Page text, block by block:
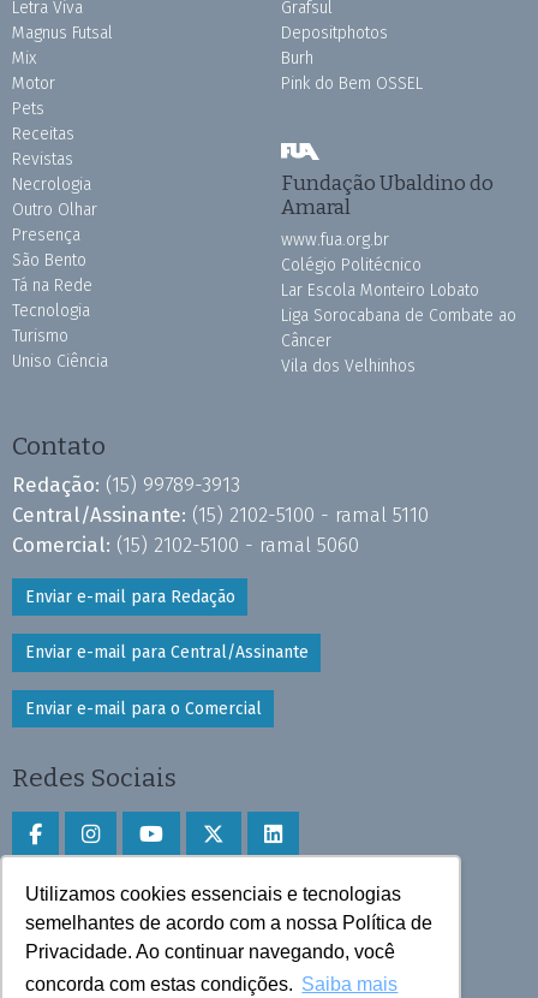
Utilizamos cookies essenciais e tecnologias
semelhantes de acordo com a nossa Política de
Privacidade. Ao continuar navegando, você
concorda com estas condições. Saiba mais
Letra Viva
Magnus Futsal
Mix
Motor
Pets
Receitas
Revistas
Necrologia
Outro Olhar
Presença
São Bento
Tá na Rede
Tecnologia
Turismo
Uniso Ciência
Grafsul
Depositphotos
Burh
Pink do Bem OSSEL
Fundação Ubaldino do
Amaral
www.fua.org.br
Colégio Politécnico
Lar Escola Monteiro Lobato
Liga Sorocabana de Combate ao
Câncer
Vila dos Velhinhos
Contato
Redação: (15) 99789-3913
Central/Assinante: (15) 2102-5100 - ramal 5110
Comercial: (15) 2102-5100 - ramal 5060
Enviar e-mail para Redação
Enviar e-mail para Central/Assinante
Enviar e-mail para o Comercial
Redes Sociais
Faça download do aplicativo
Play Store e App Store